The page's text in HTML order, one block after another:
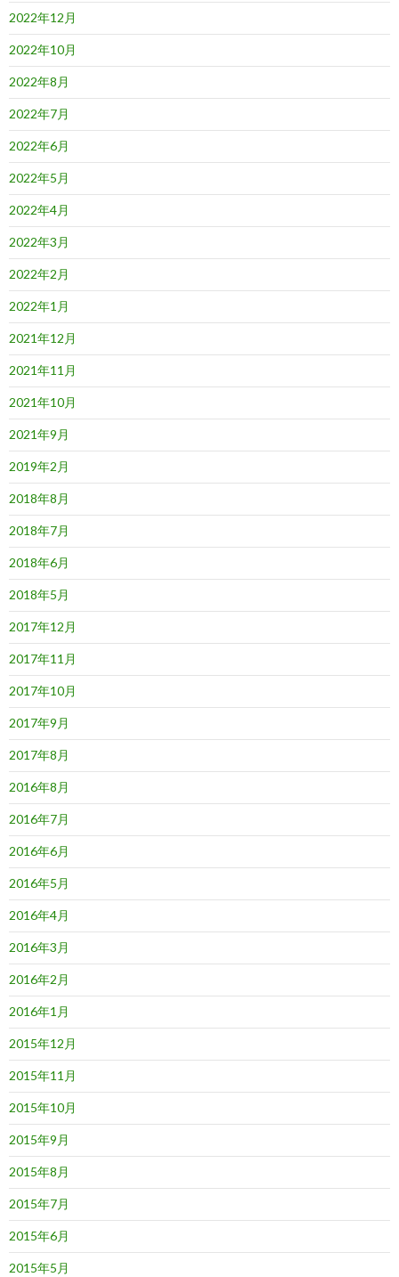
2022年12月
2022年10月
2022年8月
2022年7月
2022年6月
2022年5月
2022年4月
2022年3月
2022年2月
2022年1月
2021年12月
2021年11月
2021年10月
2021年9月
2019年2月
2018年8月
2018年7月
2018年6月
2018年5月
2017年12月
2017年11月
2017年10月
2017年9月
2017年8月
2016年8月
2016年7月
2016年6月
2016年5月
2016年4月
2016年3月
2016年2月
2016年1月
2015年12月
2015年11月
2015年10月
2015年9月
2015年8月
2015年7月
2015年6月
2015年5月